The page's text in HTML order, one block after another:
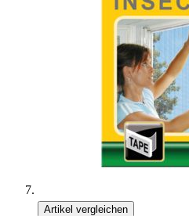
Artikel vergleichen